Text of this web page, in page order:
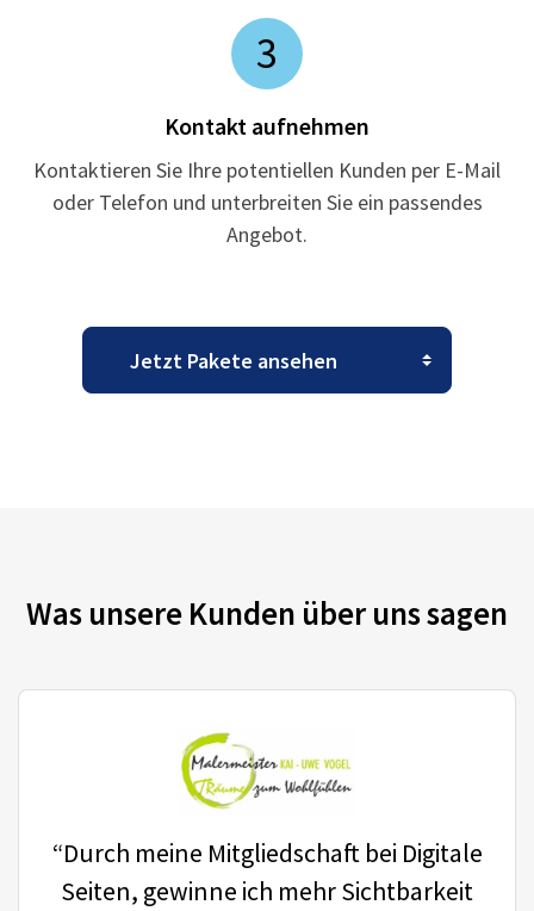
3
Kontakt aufnehmen
Kontaktieren Sie Ihre potentiellen Kunden per E-Mail
oder Telefon und unterbreiten Sie ein passendes
Angebot.
Was unsere Kunden über uns sagen
“Durch meine Mitgliedschaft bei Digitale
Seiten, gewinne ich mehr Sichtbarkeit